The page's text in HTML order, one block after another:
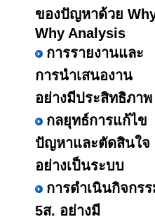
ของปัญหาด้วย
Why Analysis
การรายงานและ
การนำเสนองาน
อย่างมีประสิทธิภาพ
กลยุทธ์การแก้ไข
ปัญหาและตัดสินใจ
อย่างเป็นระบบ
การดำเนินกิจกร
5ส. อย่างมี